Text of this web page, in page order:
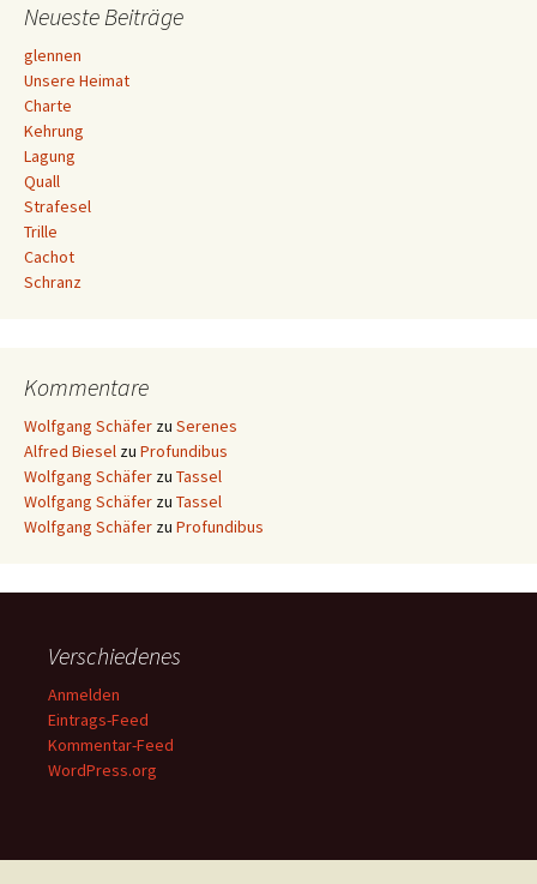
Neueste Beiträge
glennen
Unsere Heimat
Charte
Kehrung
Lagung
Quall
Strafesel
Trille
Cachot
Schranz
Kommentare
Wolfgang Schäfer zu Serenes
Alfred Biesel zu Profundibus
Wolfgang Schäfer zu Tassel
Wolfgang Schäfer zu Tassel
Wolfgang Schäfer zu Profundibus
Verschiedenes
Anmelden
Eintrags-Feed
Kommentar-Feed
WordPress.org